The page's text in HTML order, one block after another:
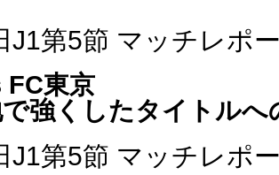
J1第5節 マッチレポ
FC東京
で強くしたタイトルへ
J1第5節 マッチレポ